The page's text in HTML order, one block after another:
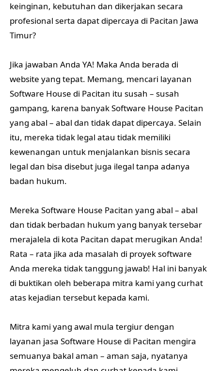
keinginan, kebutuhan dan dikerjakan secara
profesional serta dapat dipercaya di Pacitan Jawa
Timur?
Jika jawaban Anda YA! Maka Anda berada di
website yang tepat. Memang, mencari layanan
Software House di Pacitan itu susah – susah
gampang, karena banyak Software House Pacitan
yang abal – abal dan tidak dapat dipercaya. Selain
itu, mereka tidak legal atau tidak memiliki
kewenangan untuk menjalankan bisnis secara
legal dan bisa disebut juga ilegal tanpa adanya
badan hukum.
Mereka Software House Pacitan yang abal – abal
dan tidak berbadan hukum yang banyak tersebar
merajalela di kota Pacitan dapat merugikan Anda!
Rata – rata jika ada masalah di proyek software
Anda mereka tidak tanggung jawab! Hal ini banyak
di buktikan oleh beberapa mitra kami yang curhat
atas kejadian tersebut kepada kami.
Mitra kami yang awal mula tergiur dengan
layanan jasa Software House di Pacitan mengira
semuanya bakal aman – aman saja, nyatanya